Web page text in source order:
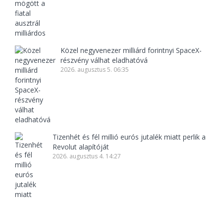
Közel negyvenezer milliárd forintnyi SpaceX-
részvény válhat eladhatóvá
2026. augusztus 5. 06:35
Tizenhét és fél millió eurós jutalék miatt perlik a
Revolut alapítóját
2026. augusztus 4. 14:27